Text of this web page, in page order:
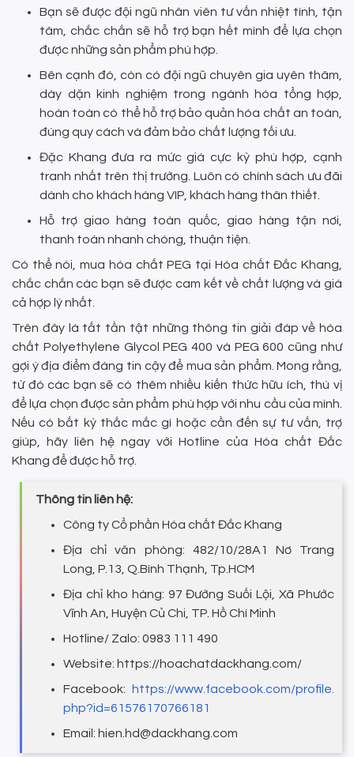
Bạn sẽ được đội ngũ nhân viên tư vấn nhiệt tình, tận
tâm, chắc chắn sẽ hỗ trợ bạn hết mình để lựa chọn
được những sản phẩm phù hợp.
Bên cạnh đó, còn có đội ngũ chuyên gia uyên thâm,
dày dặn kinh nghiệm trong ngành hóa tổng hợp,
hoàn toàn có thể hỗ trợ bảo quản hóa chất an toàn,
đúng quy cách và đảm bảo chất lượng tối ưu.
Đặc Khang đưa ra mức giá cực kỳ phù hợp, cạnh
tranh nhất trên thị trường. Luôn có chính sách ưu đãi
dành cho khách hàng VIP, khách hàng thân thiết.
Hỗ trợ giao hàng toàn quốc, giao hàng tận nơi,
thanh toán nhanh chóng, thuận tiện.
Có thể nói, mua hóa chất PEG tại Hóa chất Đắc Khang,
chắc chắn các bạn sẽ được cam kết về chất lượng và giá
cả hợp lý nhất.
Trên đây là tất tần tật những thông tin giải đáp về hóa
chất Polyethylene Glycol PEG 400 và PEG 600 cũng như
gợi ý địa điểm đáng tin cậy để mua sản phẩm. Mong rằng,
từ đó các bạn sẽ có thêm nhiều kiến thức hữu ích, thú vị
để lựa chọn được sản phẩm phù hợp với nhu cầu của mình.
Nếu có bất kỳ thắc mắc gì hoặc cần đến sự tư vấn, trợ
giúp, hãy liên hệ ngay với Hotline của Hóa chất Đắc
Khang để được hỗ trợ.
Thông tin liên hệ:
Công ty Cổ phần Hóa chất Đắc Khang
Địa chỉ văn phòng: 482/10/28A1 Nơ Trang
Long, P.13, Q.Bình Thạnh, Tp.HCM
Địa chỉ kho hàng: 97 Đường Suối Lội, Xã Phước
Vĩnh An, Huyện Củ Chi, TP. Hồ Chí Minh
Hotline/ Zalo: 0983 111 490
Website: https://hoachatdackhang.com/
Facebook:
https://www.facebook.com/profile.
php?id=61576170766181
Email: hien.hd@dackhang.com